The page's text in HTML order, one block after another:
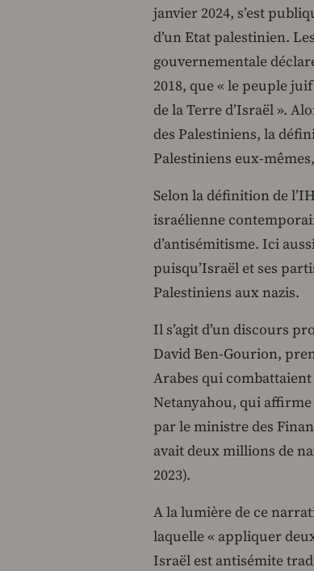
janvier 2024, s’est
d’un Etat palestinien.
gouvernementale
2018, que « le peuple
de la Terre d’Israël ».
des Palestiniens, la
Palestiniens eux-
Selon la définition de
israélienne
d’antisémitisme. Ici
puisqu’Israël et ses
Palestiniens aux nazis.
Il s’agit d’un discours
David Ben-Gourion,
Arabes qui
Netanyahou, qui affirme
par le ministre des
avait deux millions de
2023).
A la lumière de ce
laquelle « appliquer
Israël est antisémite